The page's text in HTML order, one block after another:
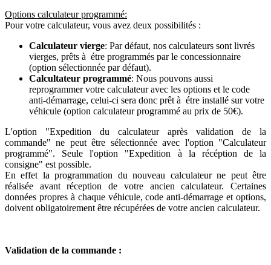
Options calculateur programmé:
Pour votre calculateur, vous avez deux possibilités :
Calculateur vierge: Par défaut, nos calculateurs sont livrés
vierges, prêts à étre programmés par le concessionnaire
(option sélectionnée par défaut).
Calcultateur programmé: Nous pouvons aussi
reprogrammer votre calculateur avec les options et le code
anti-démarrage, celui-ci sera donc prêt à étre installé sur votre
véhicule (option calculateur programmé au prix de 50€).
L'option "Expedition du calculateur après validation de la
commande" ne peut être sélectionnée avec l'option "Calculateur
programmé". Seule l'option "Expedition à la récéption de la
consigne" est possible.
En effet la programmation du nouveau calculateur ne peut être
réalisée avant réception de votre ancien calculateur. Certaines
données propres à chaque véhicule, code anti-démarrage et options,
doivent obligatoirement être récupérées de votre ancien calculateur.
Validation de la commande :